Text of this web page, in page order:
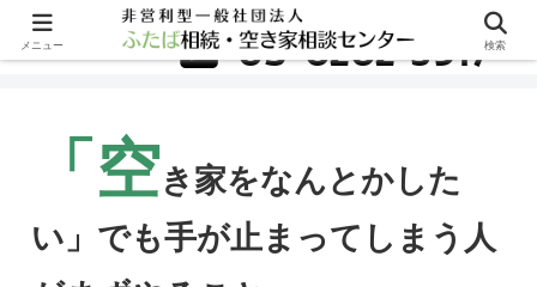
無料相談はこちら
03-6262-5917
「空き家をなんとかした
い」でも手が止まってしまう人
メニュー 検索